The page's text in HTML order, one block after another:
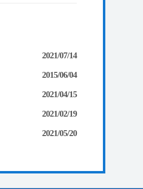
2021/07/14
2015/06/04
2021/04/15
2021/02/19
2021/05/20